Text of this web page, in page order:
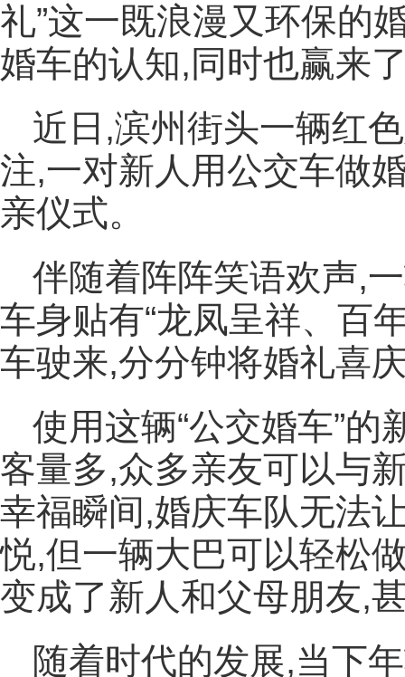
礼”这一既浪漫又环保的
婚车的认知,同时也赢来
近日,滨州街头一辆红
注,一对新人用公交车做
亲仪式。
伴随着阵阵笑语欢声,
车身贴有“龙凤呈祥、百
车驶来,分分钟将婚礼喜
使用这辆“公交婚车”
客量多,众多亲友可以与
幸福瞬间,婚庆车队无法
悦,但一辆大巴可以轻松
变成了新人和父母朋友,
随着时代的发展,当下